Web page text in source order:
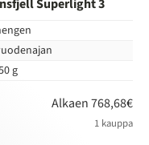
Superlight 3
g
Alkaen 768,68€
1 kauppa